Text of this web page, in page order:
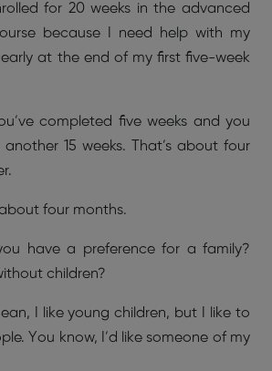
for 20 weeks in the advanced
because I need help with my
at the end of my first five-week
completed five weeks and you
15 weeks. That’s about four
about four months.
have a preference for a family?
children?
I like young children, but I like to
You know, I’d like someone of my